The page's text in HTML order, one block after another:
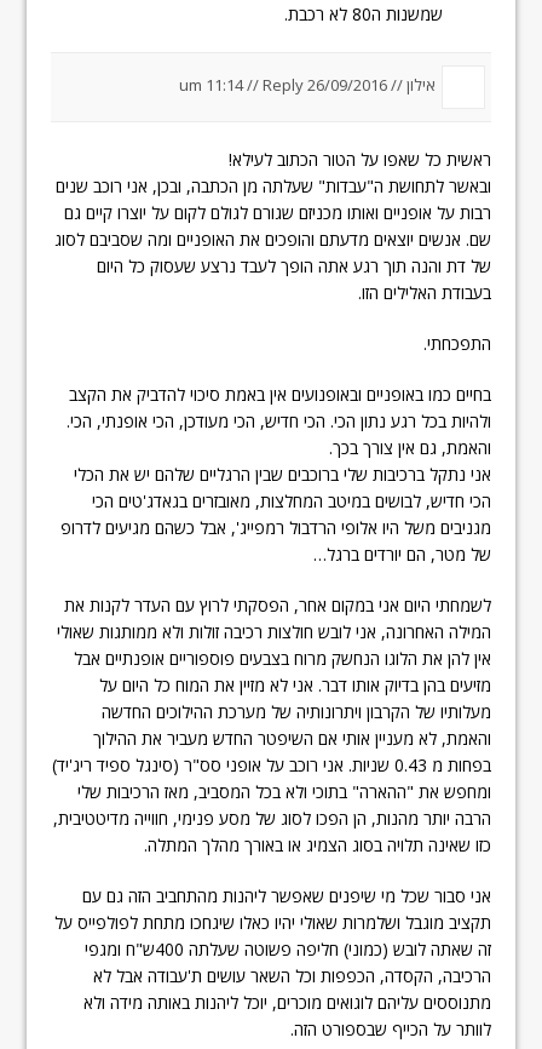
שמשנות ה80 לא רכבת.
אילון //26/09/2016 um 11:14
//Reply
ראשית כל שאפו על הטור הכתוב לעילא!
ובאשר לתחושת ה"עבדות" שעלתה מן הכתבה, ובכן, אני רוכב שנים
רבות על אופניים ואותו מכניזם שגורם לגולם לקום על יוצרו קיים גם
שם. אנשים יוצאים מדעתם והופכים את האופניים ומה שסביבם לסוג
של דת והנה תוך רגע אתה הופך לעבד נרצע שעסוק כל היום
בעבודת האלילים הזו.
התפכחתי.
בחיים כמו באופניים ובאופנועים אין באמת סיכוי להדביק את הקצב
ולהיות בכל רגע נתון הכי. הכי חדיש, הכי מעודכן, הכי אופנתי, הכי.
והאמת, גם אין צורך בכך.
אני נתקל ברכיבות שלי ברוכבים שבין הרגליים שלהם יש את הכלי
הכי חדיש, לבושים במיטב המחלצות, מאובזרים בגאדג'טים הכי
מגניבים משל היו אלופי הרדבול רמפייג', אבל כשהם מגיעים לדרופ
של מטר, הם יורדים ברגל…
לשמחתי היום אני במקום אחר, הפסקתי לרוץ עם העדר לקנות את
המילה האחרונה, אני לובש חולצות רכיבה זולות ולא ממותגות שאולי
אין להן את הלוגו הנחשק מרוח בצבעים פוספוריים אופנתיים אבל
מזיעים בהן בדיוק אותו דבר. אני לא מזיין את המוח כל היום על
מעלותיו של הקרבון ויתרונותיה של מערכת ההילוכים החדשה
והאמת, לא מעניין אותי אם השיפטר החדש מעביר את ההילוך
בפחות מ 0.43 שניות. אני רוכב על אופני סס"ר (סינגל ספיד ריג'יד)
ומחפש את "ההארה" בתוכי ולא בכל המסביב, מאז הרכיבות שלי
הרבה יותר מהנות, הן הפכו לסוג של מסע פנימי, חווייה מדיטטיבית,
כזו שאינה תלויה בסוג הצמיג או באורך מהלך המתלה.
אני סבור שכל מי שיפנים שאפשר ליהנות מהתחביב הזה גם עם
תקציב מוגבל ושלמרות שאולי יהיו כאלו שיגחכו מתחת לפולפייס על
זה שאתה לובש (כמוני) חליפה פשוטה שעלתה 400ש"ח ומגפי
הרכיבה, הקסדה, הכפפות וכל השאר עושים ת'עבודה אבל לא
מתנוססים עליהם לוגואים מוכרים, יוכל ליהנות באותה מידה ולא
לוותר על הכייף שבספורט הזה.